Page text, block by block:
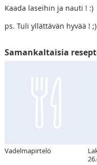
Kaada laseihin ja nauti ! :)
ps. Tuli yllättävän hyvää ! ;)
Samankaltaisia
Vadelmapirtelö